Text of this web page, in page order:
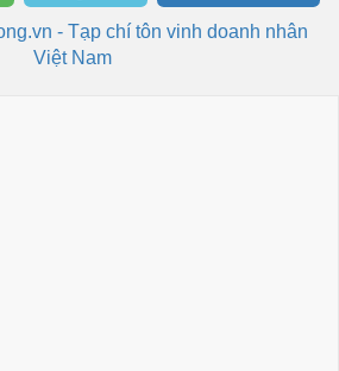
- Tạp chí tôn vinh doanh nhân
Việt Nam